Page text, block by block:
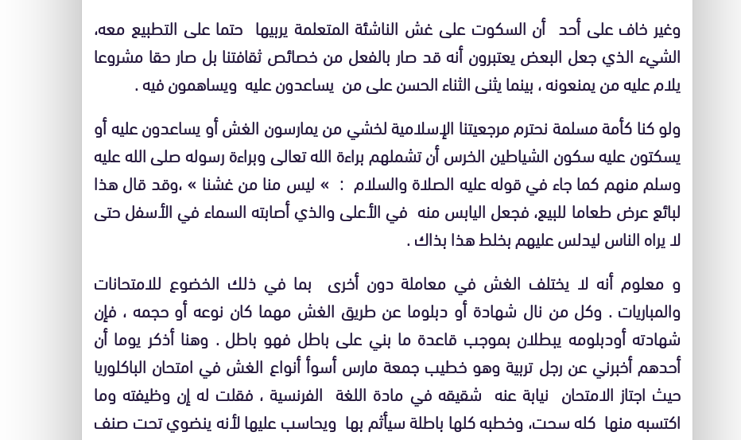
وغير خاف على أحد أن السكوت على غش الناشئة المتعلمة يربيها حتما على التطبيع معه،
الشيء الذي جعل البعض يعتبرون أنه قد صار بالفعل من خصائص ثقافتنا بل صار حقا مشروعا
يلام عليه من يمنعونه ، بينما يثنى الثناء الحسن على من يساعدون عليه ويساهمون فيه .
ولو كنا كأمة مسلمة نحترم مرجعيتنا الإسلامية لخشي من يمارسون الغش أو يساعدون عليه أو
يسكتون عليه سكون الشياطين الخرس أن تشملهم براءة الله تعالى وبراءة رسوله صلى الله عليه
وسلم منهم كما جاء في قوله عليه الصلاة والسلام : » ليس منا من غشنا » ،وقد قال هذا
لبائع عرض طعاما للبيع، فجعل اليابس منه في الأعلى والذي أصابته السماء في الأسفل حتى
لا يراه الناس ليدلس عليهم بخلط هذا بذاك .
و معلوم أنه لا يختلف الغش في معاملة دون أخرى بما في ذلك الخضوع للامتحانات
والمباريات . وكل من نال شهادة أو دبلوما عن طريق الغش مهما كان نوعه أو حجمه ، فإن
شهادته أودبلومه يبطلان بموجب قاعدة ما بني على باطل فهو باطل . وهنا أذكر يوما أن
أحدهم أخبرني عن رجل تربية وهو خطيب جمعة مارس أسوأ أنواع الغش في امتحان الباكلوريا
حيث اجتاز الامتحان نيابة عنه شقيقه في مادة اللغة الفرنسية ، فقلت له إن وظيفته وما
اكتسبه منها كله سحت، وخطبه كلها باطلة سيأثم بها ويحاسب عليها لأنه ينضوي تحت صنف